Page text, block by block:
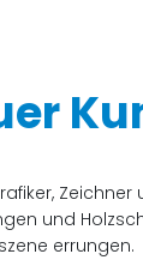
und
errungen.